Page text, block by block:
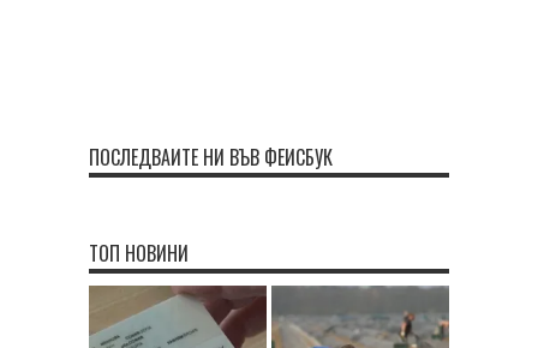
ПОСЛЕДВАЙТЕ НИ ВЪВ ФЕЙСБУК
ТОП НОВИНИ